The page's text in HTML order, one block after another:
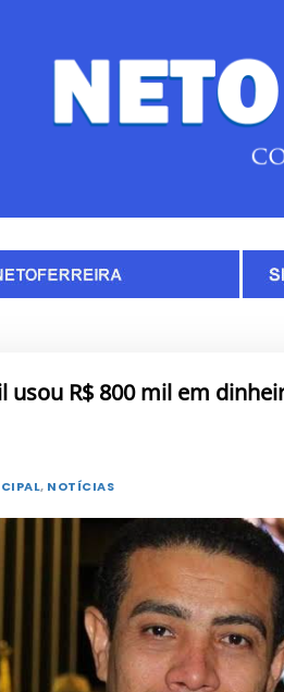
usou R$ 800 mil em
, NOTÍCIAS